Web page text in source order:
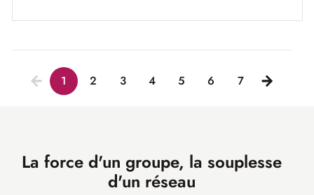
1 2 3 4 5 6 7
La force d'un groupe, la souplesse
d'un réseau